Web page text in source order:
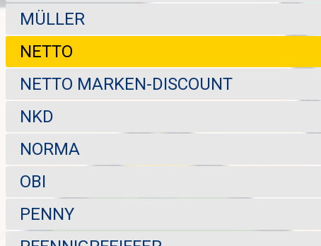
MÜLLER
NETTO
NETTO MARKEN-DISCOUNT
NKD
NORMA
OBI
PENNY